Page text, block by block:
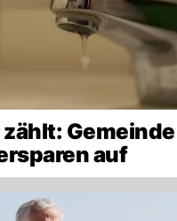
auf